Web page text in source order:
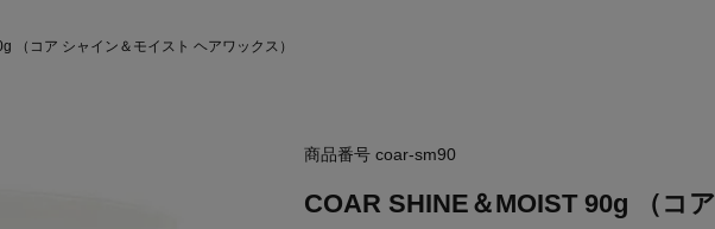
（コア シャイン＆モイスト ヘアワックス）
商品番号 coar-sm90
COAR SHINE＆MOIST 90g （コ